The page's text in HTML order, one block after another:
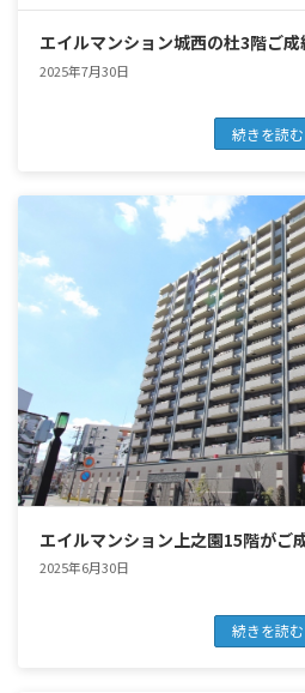
エイルマンション城西の杜3階ご成
2025年7月30日
続きを読む
エイルマンション上之園15階がご
2025年6月30日
続きを読む